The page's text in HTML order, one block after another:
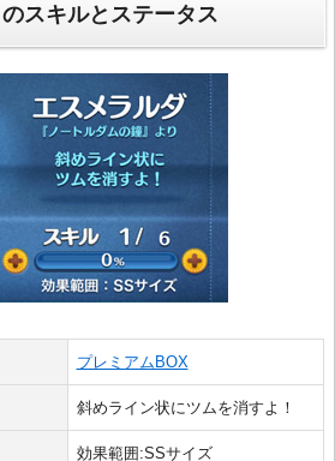
のスキルとステータス
プレミアムBOX
斜めライン状にツムを消すよ！
効果範囲:SSサイズ